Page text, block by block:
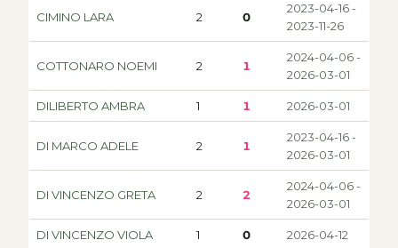
CIMINO LARA 2 0
2023-04-16 -
2023-11-26
COTTONARO NOEMI 2 1
2024-04-06 -
2026-03-01
DILIBERTO AMBRA 1 1 2026-03-01
DI MARCO ADELE 2 1
2023-04-16 -
2026-03-01
DI VINCENZO GRETA 2 2
2024-04-06 -
2026-03-01
DI VINCENZO VIOLA 1 0 2026-04-12